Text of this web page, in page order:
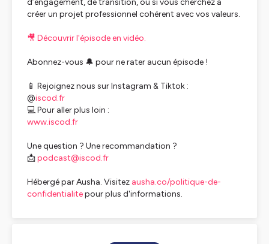
d’engagement, de transition, ou si vous cherchez à
créer un projet professionnel cohérent avec vos valeurs.
🎥 Découvrir l'épisode en vidéo.
Abonnez-vous 🔔 pour ne rater aucun épisode !
📱 Rejoignez nous sur Instagram & Tiktok :
@iscod.fr
💻 Pour aller plus loin :
www.iscod.fr
Une question ? Une recommandation ?
📩podcast@iscod.fr
Hébergé par Ausha. Visitez ausha.co/politique-de-
confidentialitepour plus d'informations.